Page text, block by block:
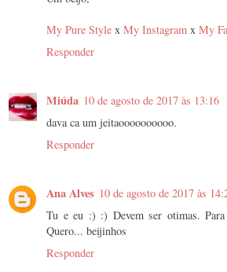
My Pure Style x My Instagram x My
Responder
Miúda 10 de agosto de 2017 às 13:16
dava ca um jeitaoooooooooo.
Responder
Ana Alves 10 de agosto de 2017 às
Tu e eu :) :) Devem ser otimas.
Quero... beijinhos
Responder